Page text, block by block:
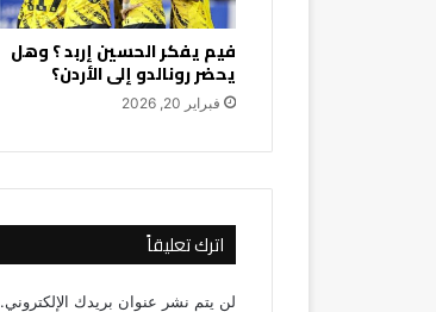
فيم يفكر الحسين إربد ؟ وهل
يحضر رونالدو إلى الأردن؟
فبراير 20, 2026
اترك تعليقاً
لن يتم نشر عنوان بريدك الإلكتروني.